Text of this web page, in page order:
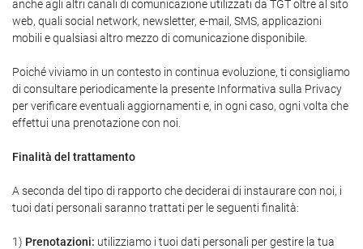
anche agli altri canali di comunicazione utilizzati da TGT oltre al sito
web, quali social network, newsletter, e-mail, SMS, applicazioni
mobili e qualsiasi altro mezzo di comunicazione disponibile.
Poiché viviamo in un contesto in continua evoluzione, ti consigliamo
di consultare periodicamente la presente Informativa sulla Privacy
per verificare eventuali aggiornamenti e, in ogni caso, ogni volta che
effettui una prenotazione con noi.
Finalità del trattamento
A seconda del tipo di rapporto che deciderai di instaurare con noi, i
tuoi dati personali saranno trattati per le seguenti finalità:
1) Prenotazioni: utilizziamo i tuoi dati personali per gestire la tua